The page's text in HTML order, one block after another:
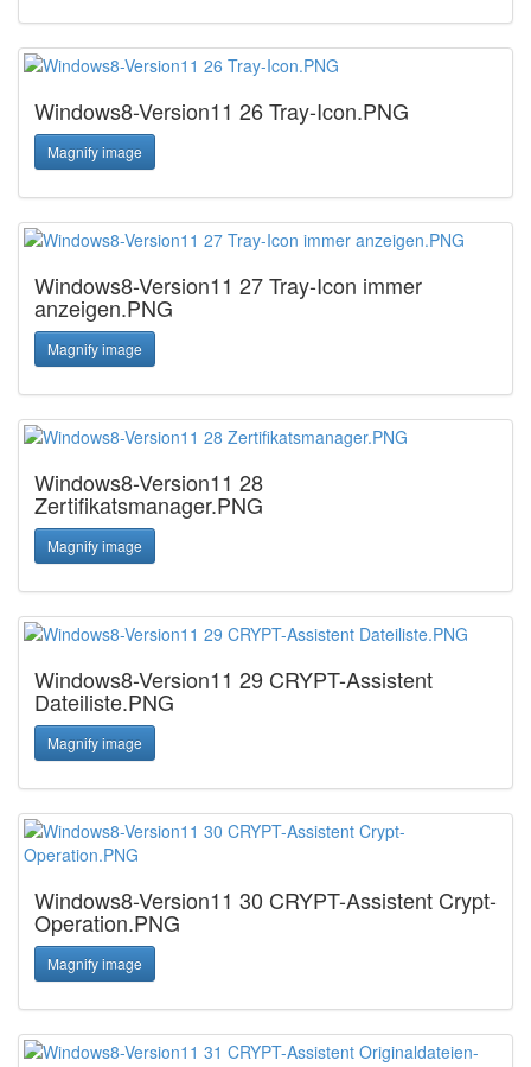
Windows8-Version11 26 Tray-Icon.PNG
Magnify image
Windows8-Version11 27 Tray-Icon immer
anzeigen.PNG
Magnify image
Windows8-Version11 28
Zertifikatsmanager.PNG
Magnify image
Windows8-Version11 29 CRYPT-Assistent
Dateiliste.PNG
Magnify image
Windows8-Version11 30 CRYPT-Assistent Crypt-
Operation.PNG
Magnify image